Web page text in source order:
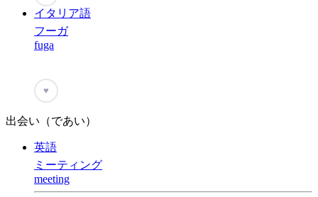
イタリア語
フーガ
fuga
♥
出会い（であい）
英語
ミーティング
meeting